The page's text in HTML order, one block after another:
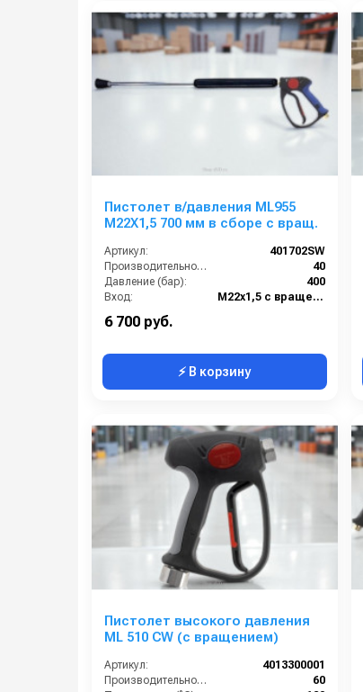
Пистолет в/давления ML955
M22X1,5 700 мм в сборе с вращ.
Артикул:
401702SW
Производительность (л/ч):
40
Давление (бар):
400
Вход:
M22х1,5 с вращением
6 700 руб.
⚡ В корзину
Пистолет высокого давления
ML 510 CW (с вращением)
Артикул:
4013300001
Производительность (л/мин):
60